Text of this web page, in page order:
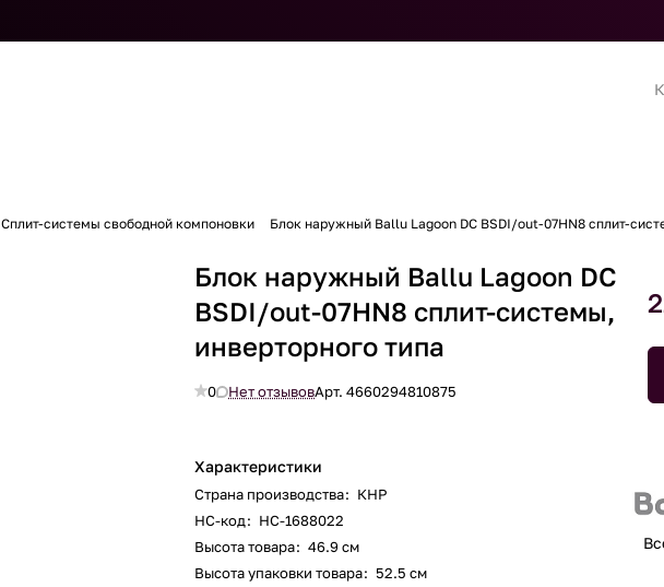
Сплит-системы свободной компоновки Блок наружный Ballu Lagoon DC BSDI/out-07HN8 сплит-
Блок наружный Ballu Lagoon DC
BSDI/out-07HN8 сплит-системы,
инверторного типа
0 Нет отзывовАрт.4660294810875
Характеристики
Страна производства: КНР
НС-код: НС-1688022
Высота товара: 46.9 см
Высота упаковки товара: 52.5 см